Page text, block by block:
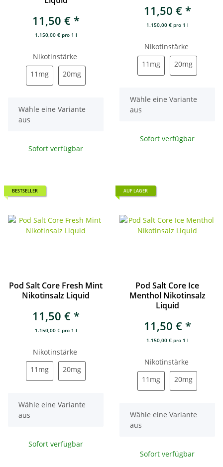
11,50 € *
1.150,00 € pro 1 l
Nikotinstärke
11mg11mg20mg20mg
x
Wähle eine Variante
aus
Sofort verfügbar
11,50 € *
1.150,00 € pro 1 l
Nikotinstärke
11mg11mg20mg20mg
x
Wähle eine Variante
aus
Sofort verfügbar
BESTSELLER
Pod Salt Core Fresh Mint
Nikotinsalz Liquid
11,50 € *
1.150,00 € pro 1 l
Nikotinstärke
11mg11mg20mg20mg
x
Wähle eine Variante
aus
Sofort verfügbar
AUF LAGER
Pod Salt Core Ice
Menthol Nikotinsalz
Liquid
11,50 € *
1.150,00 € pro 1 l
Nikotinstärke
11mg11mg20mg20mg
x
Wähle eine Variante
aus
Sofort verfügbar